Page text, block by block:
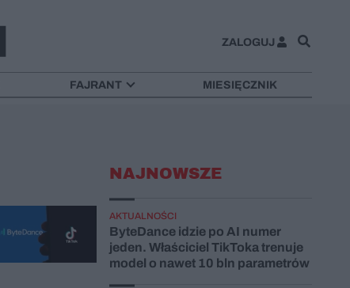
ZALOGUJ
FAJRANT MIESIĘCZNIK
NAJNOWSZE
AKTUALNOŚCI
ByteDance idzie po AI numer
jeden. Właściciel TikToka trenuje
model o nawet 10 bln parametrów